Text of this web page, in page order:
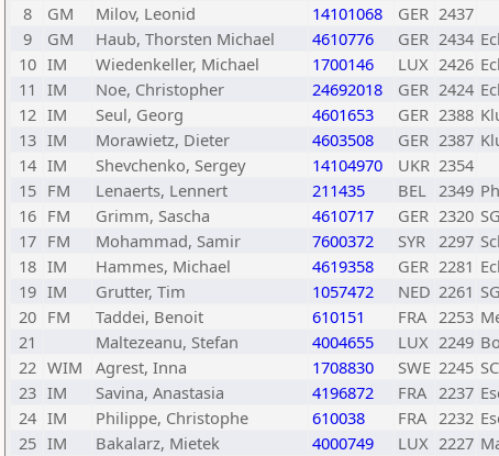
8
GM Milov, Leonid 14101068 GER 2437
9
GM Haub, Thorsten Michael 4610776 GER 2434
10 IM Wiedenkeller, Michael 1700146 LUX 2426
11 IM Noe, Christopher 24692018 GER 2424
12 IM Seul, Georg 4601653 GER 2388
13 IM Morawietz, Dieter 4603508 GER 2387
14 IM Shevchenko, Sergey 14104970 UKR 2354
15 FM Lenaerts, Lennert 211435 BEL 2349
16 FM Grimm, Sascha 4610717 GER 2320
17 FM Mohammad, Samir 7600372 SYR 2297
18 IM Hammes, Michael 4619358 GER 2281
19 IM Grutter, Tim 1057472 NED 2261
20 FM Taddei, Benoit 610151 FRA 2253
21
Maltezeanu, Stefan 4004655 LUX 2249
22 WIM Agrest, Inna 1708830 SWE 2245
23 IM Savina, Anastasia 4196872 FRA 2237
24 IM Philippe, Christophe 610038 FRA 2232
25 IM Bakalarz, Mietek 4000749 LUX 2227